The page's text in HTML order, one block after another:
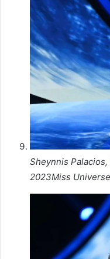
Sheynnis
2023Miss Universe